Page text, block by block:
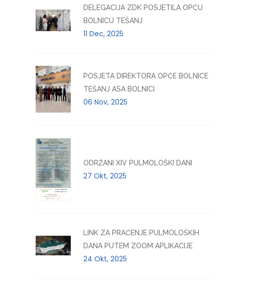
DELEGACIJA ZDK POSJETILA OPĆU
BOLNICU TEŠANJ
11 Dec, 2025
POSJETA DIREKTORA OPĆE BOLNICE
TEŠANJ ASA BOLNICI
06 Nov, 2025
ODRŽANI XIV PULMOLOŠKI DANI
27 Okt, 2025
LINK ZA PRAĆENJE PULMOLOŠKIH
DANA PUTEM ZOOM APLIKACIJE
24 Okt, 2025